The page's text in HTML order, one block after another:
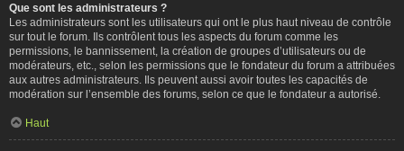
Que sont les administrateurs ?
Les administrateurs sont les utilisateurs qui ont le plus haut niveau de contrôle
sur tout le forum. Ils contrôlent tous les aspects du forum comme les
permissions, le bannissement, la création de groupes d’utilisateurs ou de
modérateurs, etc., selon les permissions que le fondateur du forum a attribuées
aux autres administrateurs. Ils peuvent aussi avoir toutes les capacités de
modération sur l’ensemble des forums, selon ce que le fondateur a autorisé.
Haut